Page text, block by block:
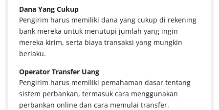
Dana Yang Cukup
Pengirim harus memiliki dana yang cukup di rekening
bank mereka untuk menutupi jumlah yang ingin
mereka kirim, serta biaya transaksi yang mungkin
berlaku.
Operator Transfer Uang
Pengirim harus memiliki pemahaman dasar tentang
sistem perbankan, termasuk cara menggunakan
perbankan online dan cara memulai transfer.